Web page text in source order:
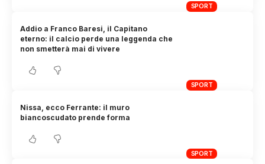
SPORT
SPORT
Addio a Franco Baresi, il Capitano
eterno: il calcio perde una leggenda che
non smetterà mai di vivere
SPORT
Nissa, ecco Ferrante: il muro
biancoscudato prende forma